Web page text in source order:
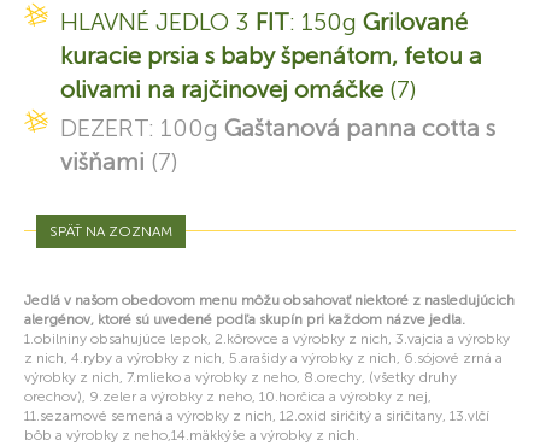
HLAVNÉ JEDLO 3 FIT: 150g Grilované
kuracie prsia s baby špenátom, fetou a
olivami na rajčinovej omáčke (7)
DEZERT: 100g Gaštanová panna cotta s
višňami (7)
SPÄŤ NA ZOZNAM
Jedlá v našom obedovom menu môžu obsahovať niektoré z nasledujúcich
alergénov, ktoré sú uvedené podľa skupín pri každom názve jedla.
1.obilniny obsahujúce lepok, 2.kôrovce a výrobky z nich, 3.vajcia a výrobky
z nich, 4.ryby a výrobky z nich, 5.arašidy a výrobky z nich, 6.sójové zrná a
výrobky z nich, 7.mlieko a výrobky z neho, 8.orechy, (všetky druhy
orechov), 9.zeler a výrobky z neho, 10.horčica a výrobky z nej,
11.sezamové semená a výrobky z nich, 12.oxid siričitý a siričitany, 13.vlčí
bôb a výrobky z neho,14.mäkkýše a výrobky z nich.